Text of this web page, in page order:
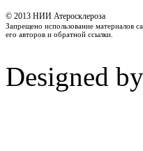
© 2013 НИИ Атеросклероза
Запрещено использование материалов
его авторов и обратной ссылки.
Designed by